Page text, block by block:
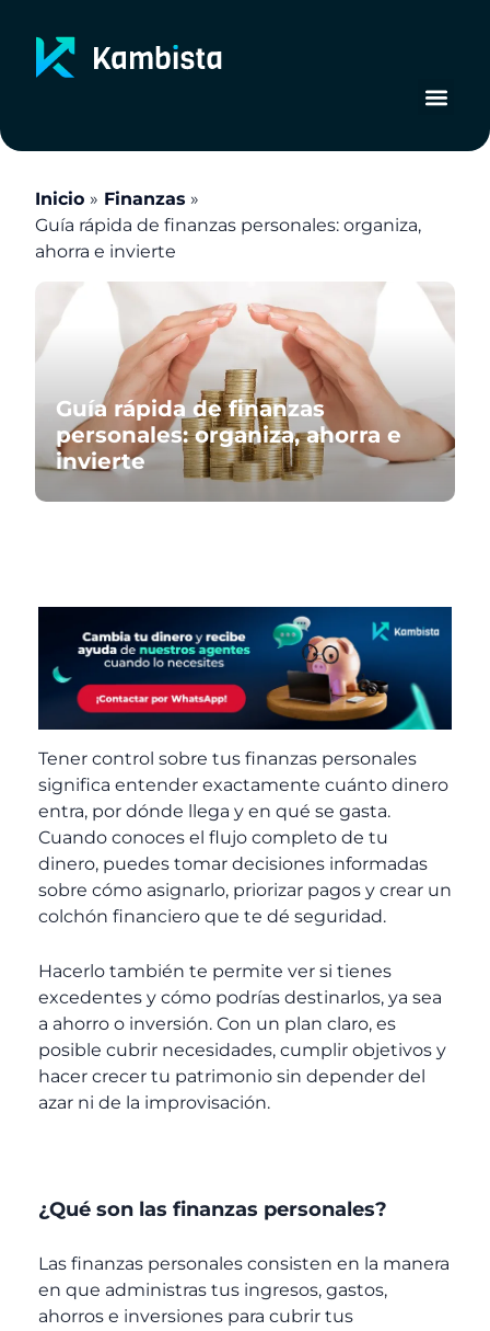
contenido
Inicio
Finanzas
Guía rápida de finanzas personales: organiza,
ahorra e invierte
Guía rápida de finanzas
personales: organiza, ahorra e
invierte
Tener control sobre tus finanzas personales
significa entender exactamente cuánto dinero
entra, por dónde llega y en qué se gasta.
Cuando conoces el flujo completo de tu
dinero, puedes tomar decisiones informadas
sobre cómo asignarlo, priorizar pagos y crear un
colchón financiero que te dé seguridad.
Hacerlo también te permite ver si tienes
excedentes y cómo podrías destinarlos, ya sea
a ahorro o inversión. Con un plan claro, es
posible cubrir necesidades, cumplir objetivos y
hacer crecer tu patrimonio sin depender del
azar ni de la improvisación.
¿Qué son las finanzas personales?
Las finanzas personales consisten en la manera
en que administras tus ingresos, gastos,
ahorros e inversiones para cubrir tus